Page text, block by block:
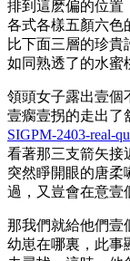
排到這麽偏的位置
各式各樣五顏六色
比下面三層的珍貴
如同熟透了的水蜜
領頭女子露出壹個
壹瘸壹拐的走出了
SIGPM-2403-real-
看著那三支箭矢接
突然睜開眼的唐柔
過，又豈會在意壹
那我們就給他們壹
幼崽在哪裏，此事